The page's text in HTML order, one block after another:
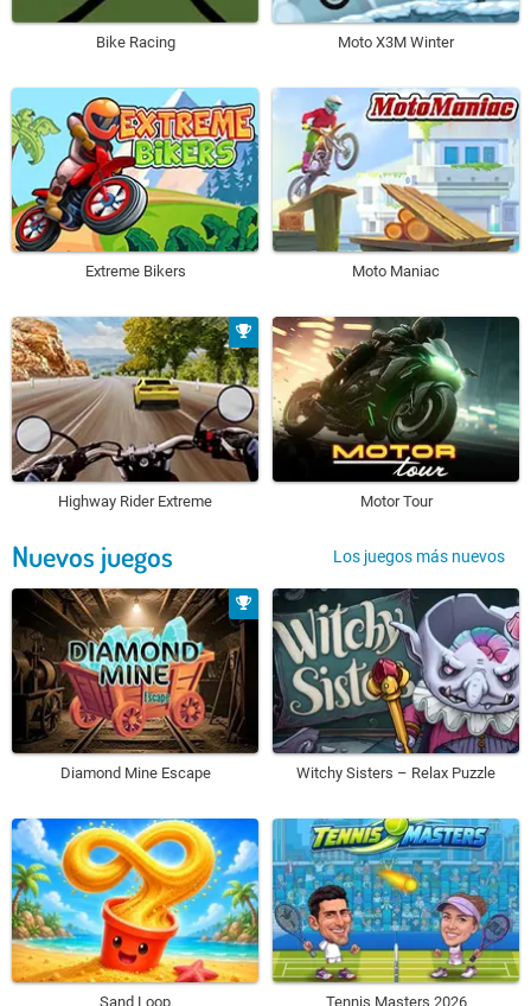
Bike Racing Moto X3M Winter
Extreme Bikers Moto Maniac
Highway Rider Extreme Motor Tour
Nuevos juegos Los juegos más nuevos
Diamond Mine Escape Witchy Sisters – Relax Puzzle
Sand Loop Tennis Masters 2026